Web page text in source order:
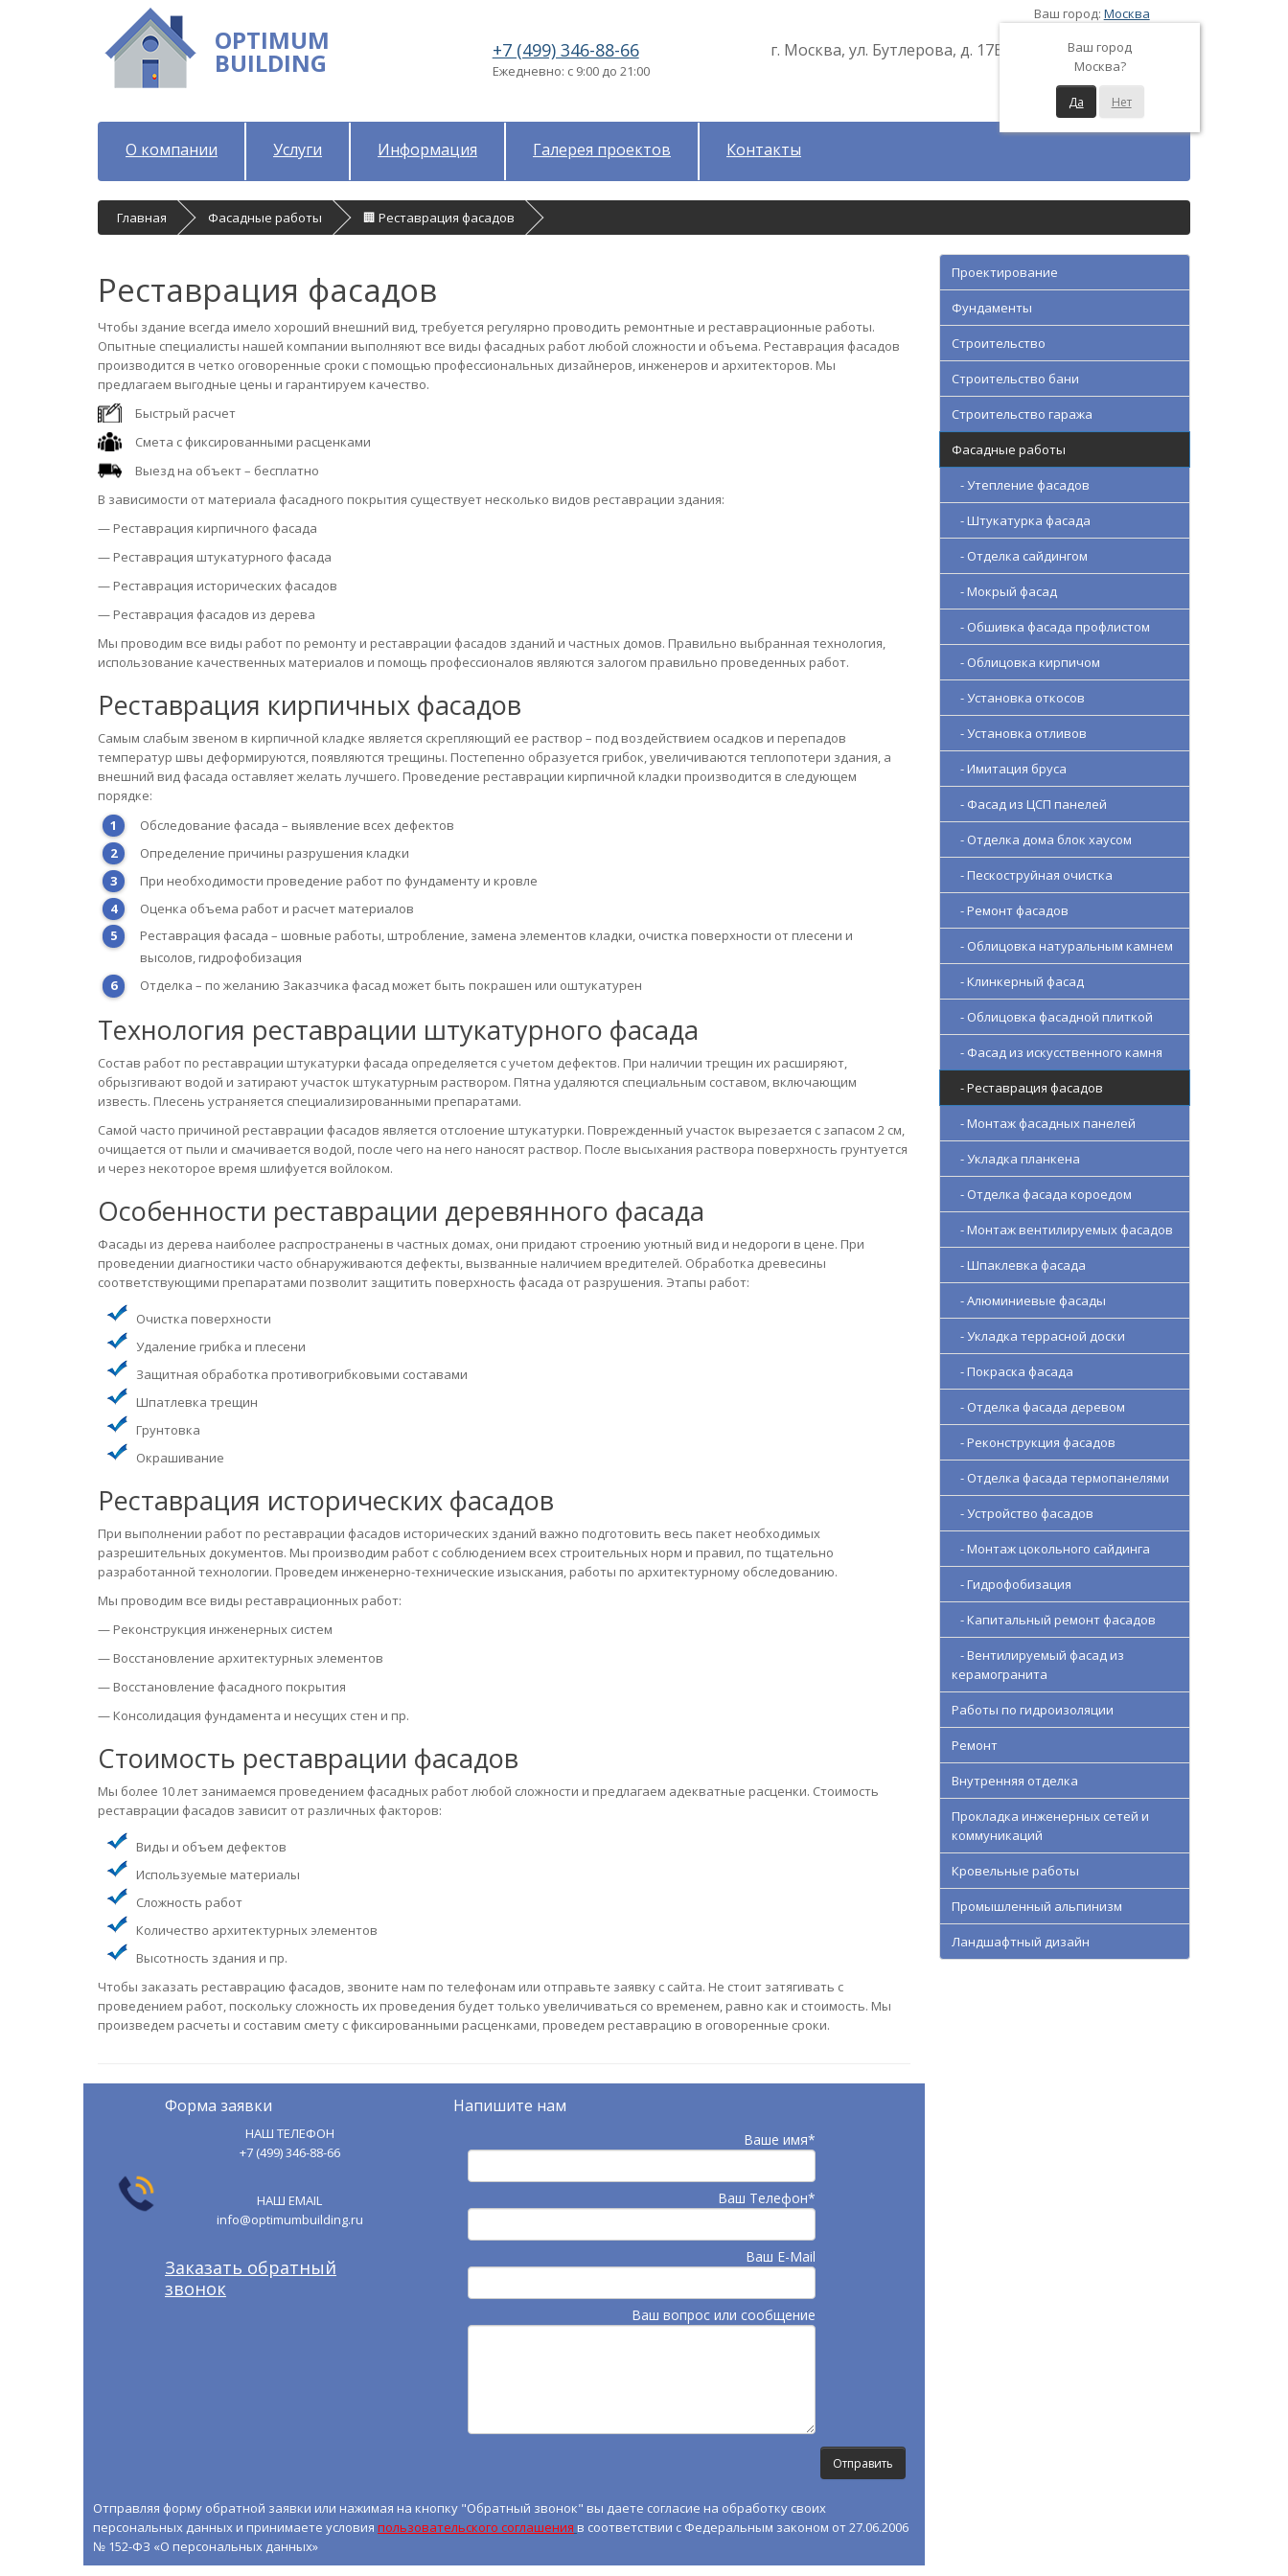
OPTIMUM
BUILDING +7 (499) 346-88-66
Ежедневно: с 9:00 до 21:00
г. Москва, ул. Бутлерова, д. 17Б
Ваш город: Москва
Ваш город
Москва?
Да Нет
О компании Услуги Информация Галерея проектов Контакты
Главная Фасадные работы 🏢 Реставрация фасадов
Реставрация фасадов
Чтобы здание всегда имело хороший внешний вид, требуется регулярно проводить ремонтные и реставрационные работы.
Опытные специалисты нашей компании выполняют все виды фасадных работ любой сложности и объема. Реставрация фасадов
производится в четко оговоренные сроки с помощью профессиональных дизайнеров, инженеров и архитекторов. Мы
предлагаем выгодные цены и гарантируем качество.
Быстрый расчет
Смета с фиксированными расценками
Выезд на объект – бесплатно
В зависимости от материала фасадного покрытия существует несколько видов реставрации здания:
— Реставрация кирпичного фасада
— Реставрация штукатурного фасада
— Реставрация исторических фасадов
— Реставрация фасадов из дерева
Мы проводим все виды работ по ремонту и реставрации фасадов зданий и частных домов. Правильно выбранная технология,
использование качественных материалов и помощь профессионалов являются залогом правильно проведенных работ.
Реставрация кирпичных фасадов
Самым слабым звеном в кирпичной кладке является скрепляющий ее раствор – под воздействием осадков и перепадов
температур швы деформируются, появляются трещины. Постепенно образуется грибок, увеличиваются теплопотери здания, а
внешний вид фасада оставляет желать лучшего. Проведение реставрации кирпичной кладки производится в следующем
порядке:
Обследование фасада – выявление всех дефектов
Определение причины разрушения кладки
При необходимости проведение работ по фундаменту и кровле
Оценка объема работ и расчет материалов
Реставрация фасада – шовные работы, штробление, замена элементов кладки, очистка поверхности от плесени и
высолов, гидрофобизация
Отделка – по желанию Заказчика фасад может быть покрашен или оштукатурен
Технология реставрации штукатурного фасада
Состав работ по реставрации штукатурки фасада определяется с учетом дефектов. При наличии трещин их расширяют,
обрызгивают водой и затирают участок штукатурным раствором. Пятна удаляются специальным составом, включающим
известь. Плесень устраняется специализированными препаратами.
Самой часто причиной реставрации фасадов является отслоение штукатурки. Поврежденный участок вырезается с запасом 2 см,
очищается от пыли и смачивается водой, после чего на него наносят раствор. После высыхания раствора поверхность грунтуется
и через некоторое время шлифуется войлоком.
Особенности реставрации деревянного фасада
Фасады из дерева наиболее распространены в частных домах, они придают строению уютный вид и недороги в цене. При
проведении диагностики часто обнаруживаются дефекты, вызванные наличием вредителей. Обработка древесины
соответствующими препаратами позволит защитить поверхность фасада от разрушения. Этапы работ:
Очистка поверхности
Удаление грибка и плесени
Защитная обработка противогрибковыми составами
Шпатлевка трещин
Грунтовка
Окрашивание
Реставрация исторических фасадов
При выполнении работ по реставрации фасадов исторических зданий важно подготовить весь пакет необходимых
разрешительных документов. Мы производим работ с соблюдением всех строительных норм и правил, по тщательно
разработанной технологии. Проведем инженерно-технические изыскания, работы по архитектурному обследованию.
Мы проводим все виды реставрационных работ:
— Реконструкция инженерных систем
— Восстановление архитектурных элементов
— Восстановление фасадного покрытия
— Консолидация фундамента и несущих стен и пр.
Стоимость реставрации фасадов
Мы более 10 лет занимаемся проведением фасадных работ любой сложности и предлагаем адекватные расценки. Стоимость
реставрации фасадов зависит от различных факторов:
Виды и объем дефектов
Используемые материалы
Сложность работ
Количество архитектурных элементов
Высотность здания и пр.
Чтобы заказать реставрацию фасадов, звоните нам по телефонам или отправьте заявку с сайта. Не стоит затягивать с
проведением работ, поскольку сложность их проведения будет только увеличиваться со временем, равно как и стоимость. Мы
произведем расчеты и составим смету с фиксированными расценками, проведем реставрацию в оговоренные сроки.
Форма заявки
НАШ ТЕЛЕФОН
+7 (499) 346-88-66
НАШ EMAIL
info@optimumbuilding.ru
Заказать обратный
звонок
Напишите нам
Ваше имя*
Ваш Телефон*
Ваш E-Mail
Ваш вопрос или сообщение
Отправляя форму обратной заявки или нажимая на кнопку "Обратный звонок" вы даете согласие на обработку своих
персональных данных и принимаете условия пользовательского соглашения в соответствии с Федеральным законом от 27.06.2006
№ 152-ФЗ «О персональных данных»
Проектирование
Фундаменты
Строительство
Строительство бани
Строительство гаража
Фасадные работы
- Утепление фасадов
- Штукатурка фасада
- Отделка сайдингом
- Мокрый фасад
- Обшивка фасада профлистом
- Облицовка кирпичом
- Установка откосов
- Установка отливов
- Имитация бруса
- Фасад из ЦСП панелей
- Отделка дома блок хаусом
- Пескоструйная очистка
- Ремонт фасадов
- Облицовка натуральным камнем
- Клинкерный фасад
- Облицовка фасадной плиткой
- Фасад из искусственного камня
- Реставрация фасадов
- Монтаж фасадных панелей
- Укладка планкена
- Отделка фасада короедом
- Монтаж вентилируемых фасадов
- Шпаклевка фасада
- Алюминиевые фасады
- Укладка террасной доски
- Покраска фасада
- Отделка фасада деревом
- Реконструкция фасадов
- Отделка фасада термопанелями
- Устройство фасадов
- Монтаж цокольного сайдинга
- Гидрофобизация
- Капитальный ремонт фасадов
- Вентилируемый фасад из
керамогранита
Работы по гидроизоляции
Ремонт
Внутренняя отделка
Прокладка инженерных сетей и
коммуникаций
Кровельные работы
Промышленный альпинизм
Ландшафтный дизайн